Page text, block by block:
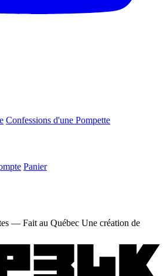
Confessions d'une Pompette
Panier
— Fait au Québec Une création de